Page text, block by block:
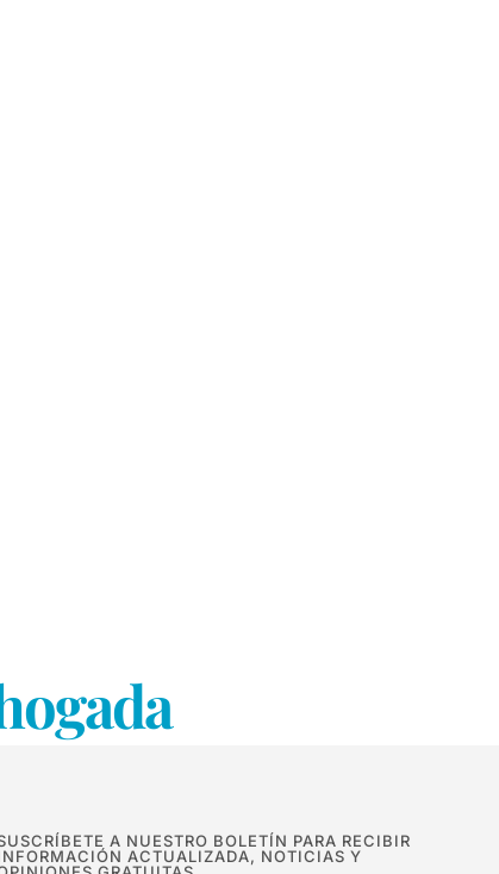
A NUESTRO BOLETÍN PARA RECIBIR
ACTUALIZADA, NOTICIAS Y